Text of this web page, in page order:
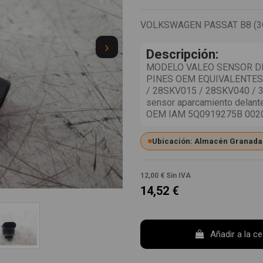
›
VOLKSWAGEN PASSAT B8
Descripción:
MODELO VALEO SENSOR
PINES OEM
/ 28SKV015 / 28SKV040 /
sensor aparcamiento
OEM IAM 5Q0919275B
Ubicación: Almacén Granada
12,00 € Sin IVA
14,52 €
Añadir a la